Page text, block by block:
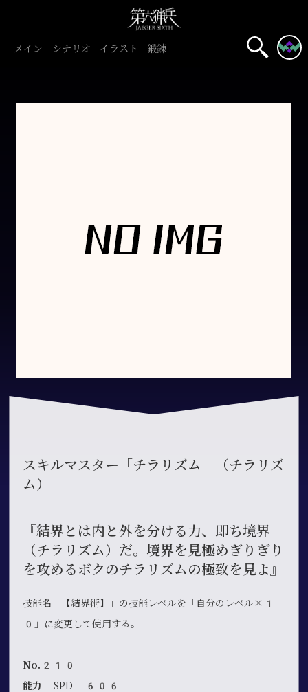
メイン シナリオ イラスト 鍛錬
スキルマスター「チラリズム」（チラリズ
ム）
『結界とは内と外を分ける力、即ち境界
（チラリズム）だ。境界を見極めぎりぎり
を攻めるボクのチラリズムの極致を見よ』
技能名「【結界術】」の技能レベルを「自分のレベル×1
0」に変更して使用する。
No.210
能力SPD 606